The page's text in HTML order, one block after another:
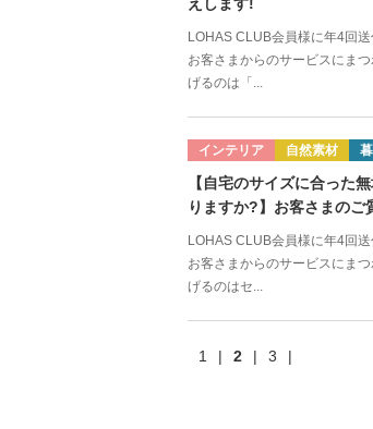
LOHAS CLUB会員様に年4回
お客さまからのサービスにま
げるのは「...
インテリア 自然素材
【自宅のサイズに合った
りますか?】お客さまのご
LOHAS CLUB会員様に年4回
お客さまからのサービスにま
げるのはセ...
1 | 2 | 3 |